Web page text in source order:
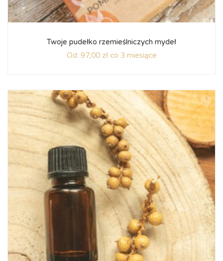
Twoje pudełko rzemieślniczych mydeł
Od: 97,00 zł co 3 miesiące